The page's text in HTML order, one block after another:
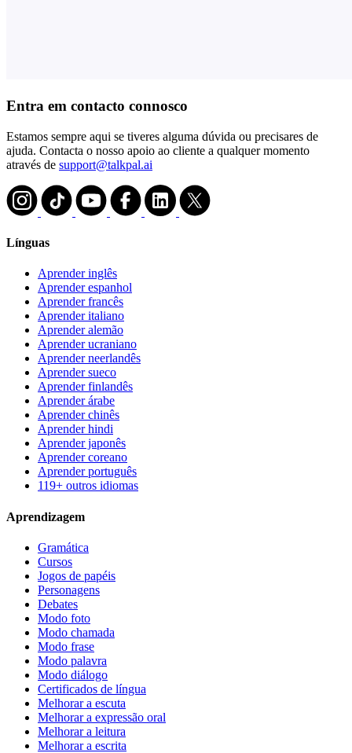
Entra em contacto connosco
Estamos sempre aqui se tiveres alguma dúvida ou precisares de
ajuda. Contacta o nosso apoio ao cliente a qualquer momento
através de support@talkpal.ai
Línguas
Aprender inglês
Aprender espanhol
Aprender francês
Aprender italiano
Aprender alemão
Aprender ucraniano
Aprender neerlandês
Aprender sueco
Aprender finlandês
Aprender árabe
Aprender chinês
Aprender hindi
Aprender japonês
Aprender coreano
Aprender português
119+ outros idiomas
Aprendizagem
Gramática
Cursos
Jogos de papéis
Personagens
Debates
Modo foto
Modo chamada
Modo frase
Modo palavra
Modo diálogo
Certificados de língua
Melhorar a escuta
Melhorar a expressão oral
Melhorar a leitura
Melhorar a escrita